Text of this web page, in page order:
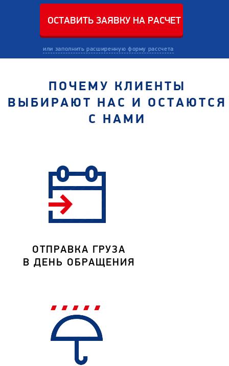
или заполнить расширенную форму рассчета
ПОЧЕМУ КЛИЕНТЫ
ВЫБИРАЮТ НАС И ОСТАЮТСЯ
С НАМИ
ОТПРАВКА ГРУЗА
В ДЕНЬ ОБРАЩЕНИЯ